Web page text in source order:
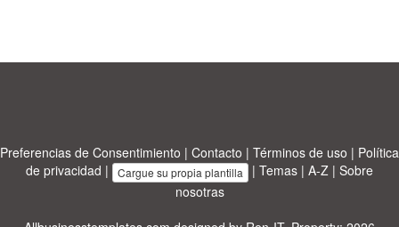
Preferencias de Consentimiento | Contacto | Términos de uso | Política
de privacidad | Cargue su propia plantilla | Temas | A-Z | Sobre
nosotras